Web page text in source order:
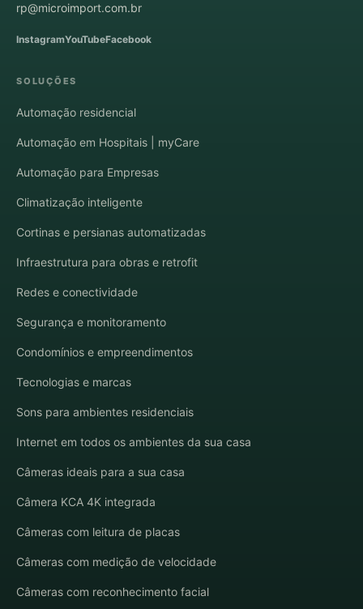
rp@microimport.com.br
InstagramYouTubeFacebook
SOLUÇÕES
Automação residencial
Automação em Hospitais | myCare
Automação para Empresas
Climatização inteligente
Cortinas e persianas automatizadas
Infraestrutura para obras e retrofit
Redes e conectividade
Segurança e monitoramento
Condomínios e empreendimentos
Tecnologias e marcas
Sons para ambientes residenciais
Internet em todos os ambientes da sua casa
Câmeras ideais para a sua casa
Câmera KCA 4K integrada
Câmeras com leitura de placas
Câmeras com medição de velocidade
Câmeras com reconhecimento facial